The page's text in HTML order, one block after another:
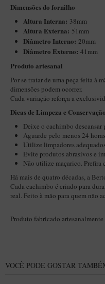
Maestro Compacto – Briar
MONTE SEU KIT/
Blends Para Cachimbo
Limpadores para Cachimbo
Suportes
Filtros
Isqueiros
Dimensões do fornilho
Altura Interna: 38mm
Altura Externa: 51mm
Diâmetro Interno: 20mm
Diâmetro Externo: 41mm
Produto artesanal
Por se tratar de uma peça feita à
dimensões podem ocorrer.
Cada variação reforça a
Dicas de Limpeza e Conservação
Deixe o cachimbo descansar
Aguarde pelo menos 24
Utilize limpadores
Evite produtos abrasivos e
Não utilize maçarico. Prefira
Há mais de quatro décadas, a
Cada cachimbo é criado para
real. Feito à mão para quem não
Produto fabricado
VOCÊ PODE GOSTAR